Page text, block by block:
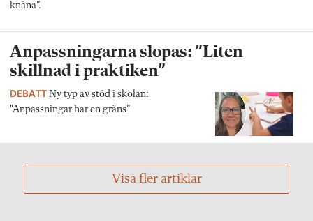
knäna”.
Anpassningarna slopas: ”Liten
skillnad i praktiken”
DEBATT Ny typ av stöd i skolan:
"Anpassningar har en gräns”
Visa fler artiklar